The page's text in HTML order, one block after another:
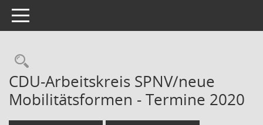
Toggle navigation
Rechercheauswahl
CDU-Arbeitskreis SPNV/neue
Mobilitätsformen - Termine 2020